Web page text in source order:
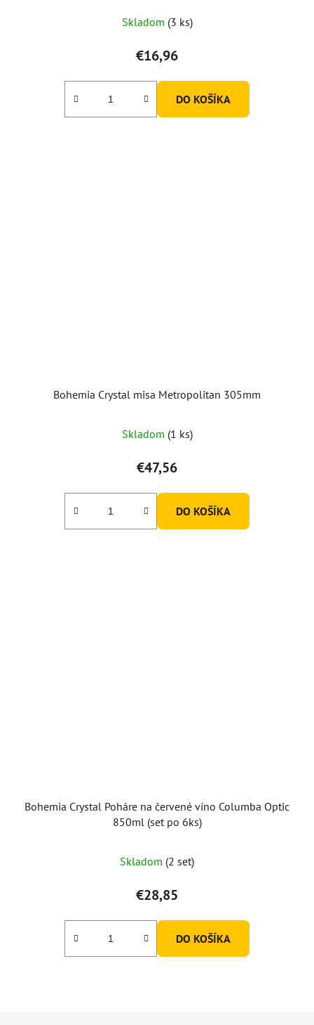
Skladom (3 ks)
€16,96
DO KOŠÍKA
Bohemia Crystal misa Metropolitan 305mm
Skladom (1 ks)
€47,56
DO KOŠÍKA
Bohemia Crystal Poháre na červené víno Columba Optic
850ml (set po 6ks)
Skladom (2 set)
€28,85
DO KOŠÍKA